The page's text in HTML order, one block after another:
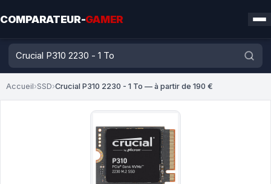
COMPARATEUR-GAMER
Accueil›SSD›Crucial P310 2230 - 1 To — à partir de 190 €